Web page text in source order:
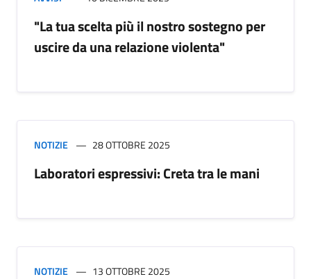
"La tua scelta più il nostro sostegno per
uscire da una relazione violenta"
NOTIZIE 28 OTTOBRE 2025
Laboratori espressivi: Creta tra le mani
NOTIZIE 13 OTTOBRE 2025